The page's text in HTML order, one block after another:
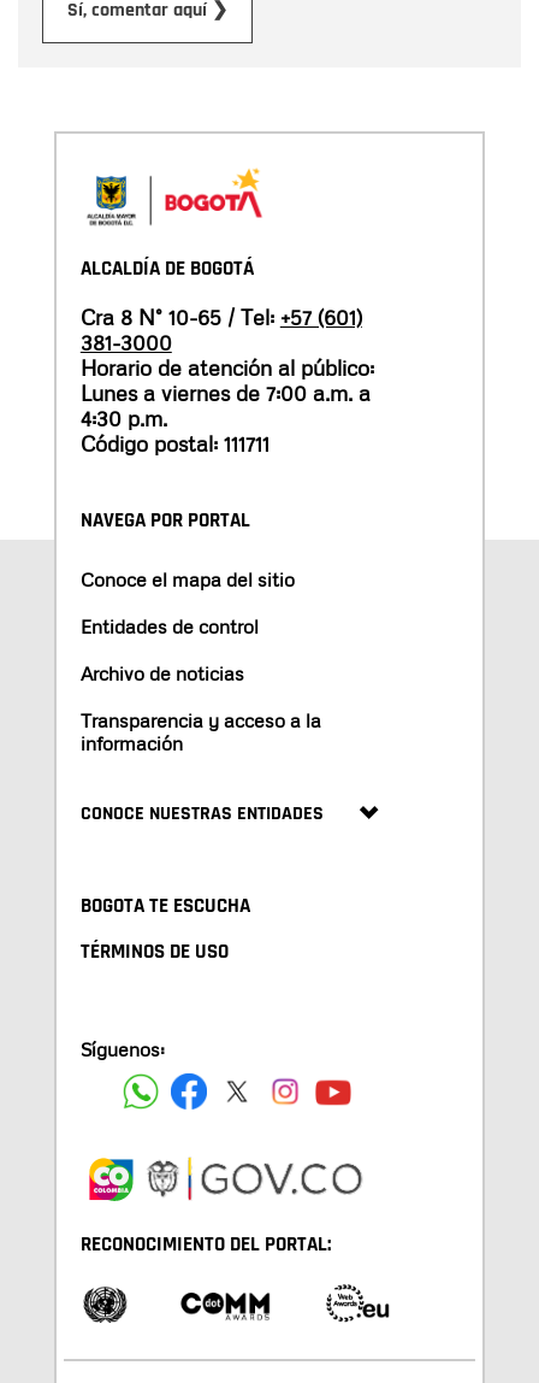
Sí, comentar aquí ❯
ALCALDÍA DE BOGOTÁ
Cra 8 N° 10-65 / Tel: +57 (601)
381-3000
Horario de atención al público:
Lunes a viernes de 7:00 a.m. a
4:30 p.m.
Código postal: 111711
NAVEGA POR PORTAL
Conoce el mapa del sitio
Entidades de control
Archivo de noticias
Transparencia y acceso a la
información
CONOCE NUESTRAS ENTIDADES
BOGOTA TE ESCUCHA
TÉRMINOS DE USO
Síguenos:
RECONOCIMIENTO DEL PORTAL: